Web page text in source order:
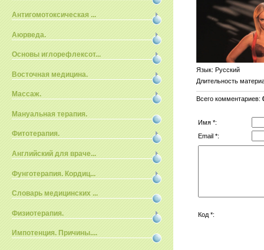
Антигомотоксическая ...
Аюрведа.
Основы иглорефлексот...
Восточная медицина.
Массаж.
Мануальная терапия.
Фитотерапия.
Английский для враче...
Фунготерапия. Кордиц...
Словарь медицинских ...
Физиотерапия.
Импотенция. Причины....
Язык: Русский
Длительность
Всего комментариев:
Имя *:
Email *:
Код *: